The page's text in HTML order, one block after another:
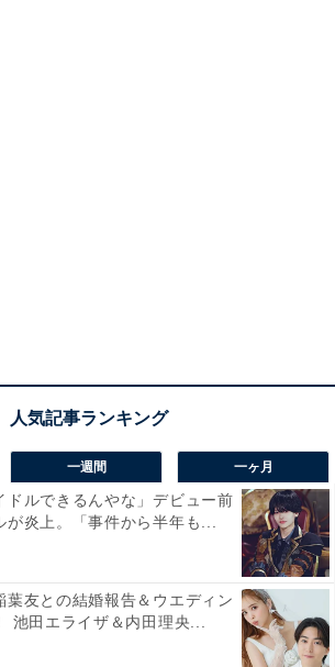
一週間 一ヶ月
ドルできるんやな」デビュー前
が炎上。「事件から半年も...
葉友との結婚報告＆ウエディン
池田エライザ＆内田理央...